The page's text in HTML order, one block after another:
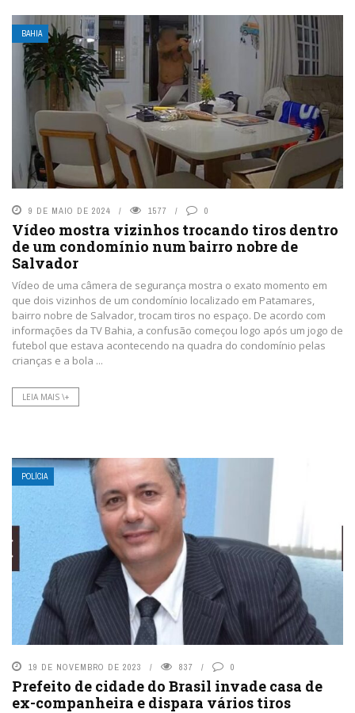
BAHIA
9 DE MAIO DE 2024 1577 0
Vídeo mostra vizinhos trocando tiros dentro
de um condomínio num bairro nobre de
Salvador
Vídeo de uma câmera de segurança mostra o exato momento em
que dois vizinhos de um condomínio localizado em Patamares,
bairro nobre de Salvador, trocam tiros no espaço. De acordo com
informações da TV Bahia, a confusão começou logo após um jogo de
futebol que estava acontecendo na quadra do condomínio pelas
crianças e a bola ...
LEIA MAIS \+
POLÍCIA
19 DE NOVEMBRO DE 2023 837 0
Prefeito de cidade do Brasil invade casa de
ex-companheira e dispara vários tiros